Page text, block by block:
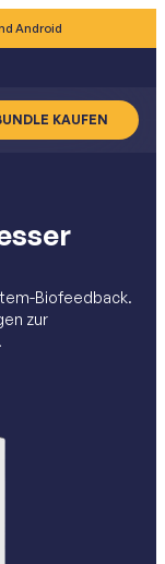
Android
KAUFEN
Biofeedback.
zur